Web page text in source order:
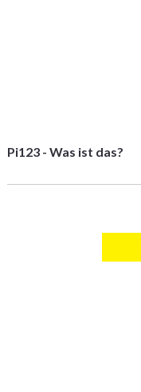
Pi123 - Was ist das?